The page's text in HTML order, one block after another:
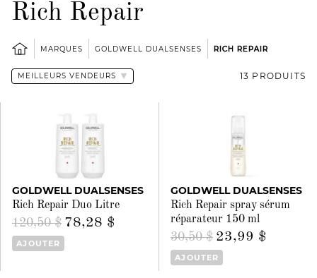
Rich Repair
MARQUES GOLDWELL DUALSENSES RICH REPAIR
13 PRODUITS
GOLDWELL DUALSENSES
Rich Repair Duo Litre
120,50 $ 78,28 $
AJOUTER
GOLDWELL DUALSENSES
Rich Repair spray sérum
réparateur 150 ml
30,50 $ 23,99 $
AJOUTER